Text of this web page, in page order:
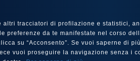
tracciatori di profilazione e statistici,
da te manifestate nel corso
su “Acconsento”. Se vuoi saperne di
vuoi proseguire la navigazione senza i